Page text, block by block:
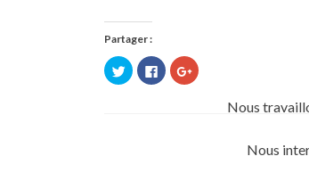
Partager :
Cliquez
pour
partager
Cliquez
pour
partager
Facebook(ouvre
Cliquez
pour
Google+Nous
Nous